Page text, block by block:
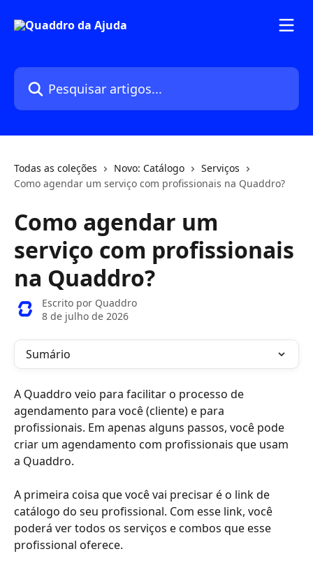
Pesquisar artigos...
Todas as coleções Novo: Catálogo
Serviços
Como agendar um serviço com profissionais na Quaddro?
Como agendar um
serviço com profissionais
na Quaddro?
Escrito por Quaddro
8 de julho de 2026
Sumário
A Quaddro veio para facilitar o processo de
agendamento para você (cliente) e para
profissionais. Em apenas alguns passos, você pode
criar um agendamento com profissionais que usam
a Quaddro.
A primeira coisa que você vai precisar é o link de
catálogo do seu profissional. Com esse link, você
poderá ver todos os serviços e combos que esse
profissional oferece.